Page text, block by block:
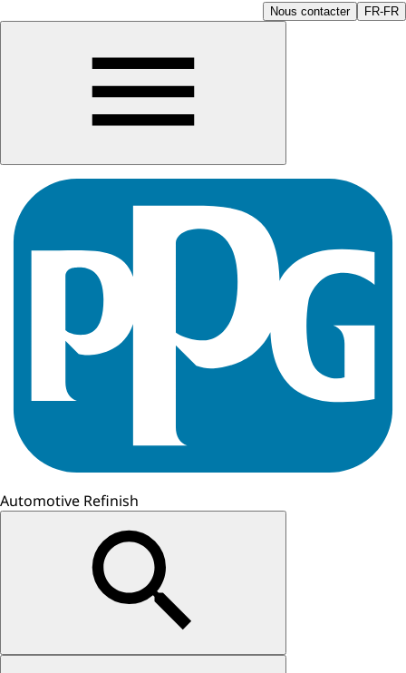
Nous contacter FR-FR
Automotive Refinish